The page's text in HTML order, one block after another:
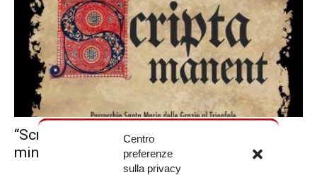
Centro
preferenze
sulla privacy
“Scripta manent”, corso su calligrafia e
miniatura